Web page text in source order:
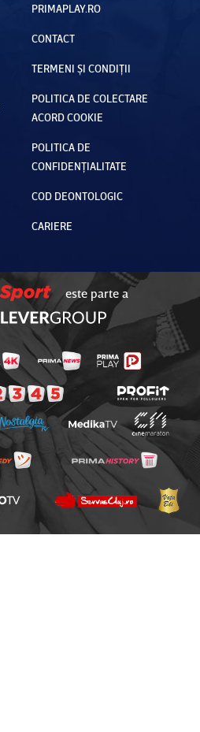
PRIMAPLAY.RO
CONTACT
TERMENI ȘI CONDIȚII
POLITICA DE COLECTARE
ACORD COOKIE
POLITICA DE
CONFIDENȚIALITATE
COD DEONTOLOGIC
CARIERE
este parte a